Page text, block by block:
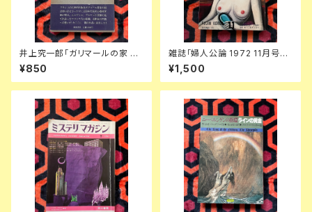
井上究一郎「ガリマールの家 あ
る物語風のクロニクル」函入り
帯付き 装幀:栃折久美子 筑摩書
房
¥850
雑誌「婦人公論 1972 11月号」
表紙:金子國義 中央公論社 澁澤
龍彦 ダリ 後藤明生 倉橋由美子
中野良子
¥1,500